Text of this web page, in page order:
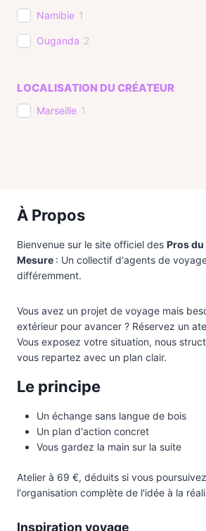
Namibie 1
Ouganda 2
LOCALISATION DU CRÉATEUR
Marseille 1
À Propos
Bienvenue sur le site officiel des Pros du
Mesure : Un collectif d'agents de
différemment.
Vous avez un projet de voyage mais
extérieur pour avancer ? Réservez un
Vous exposez votre situation, nous
vous repartez avec un plan clair.
Le principe
Un échange sans langue de bois
Un plan d'action concret
Vous gardez la main sur la suite
Atelier à 69 €, déduits si vous
l'organisation complète de l'idée à la
Inspiration voyage